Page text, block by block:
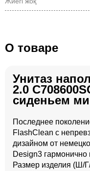
О товаре
Унитаз
2.0
сиденьем
Последнее
FlashClean с
дизайном от
Design3 гармонично
Размер изделия (Ш/